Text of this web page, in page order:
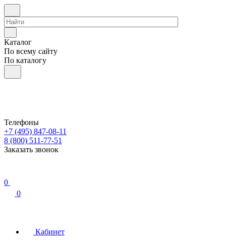
Каталог
По всему сайту
По каталогу
Телефоны
+7 (495) 847-08-11
8 (800) 511-77-51
Заказать звонок
0
0
Кабинет